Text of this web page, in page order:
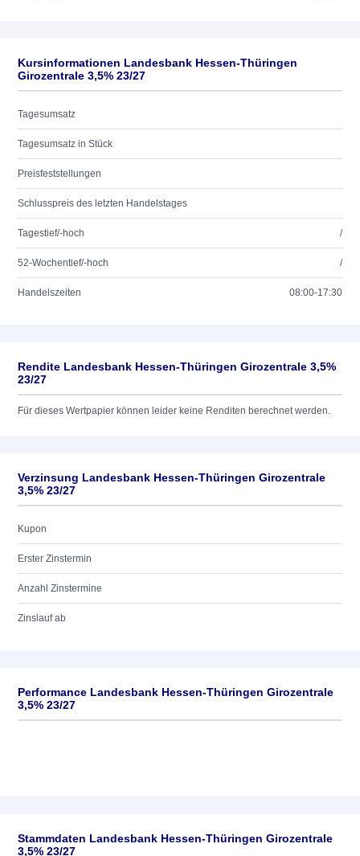
Kursinformationen Landesbank Hessen-Thüringen
Girozentrale 3,5% 23/27
Tagesumsatz
Tagesumsatz in Stück
Preisfeststellungen
Schlusspreis des letzten Handelstages
Tagestief/-hoch /
52-Wochentief/-hoch /
Handelszeiten 08:00-17:30
Rendite Landesbank Hessen-Thüringen Girozentrale 3,5%
23/27
Für dieses Wertpapier können leider keine Renditen berechnet werden.
Verzinsung Landesbank Hessen-Thüringen Girozentrale
3,5% 23/27
Kupon
Erster Zinstermin
Anzahl Zinstermine
Zinslauf ab
Performance Landesbank Hessen-Thüringen Girozentrale
3,5% 23/27
Stammdaten Landesbank Hessen-Thüringen Girozentrale
3,5% 23/27